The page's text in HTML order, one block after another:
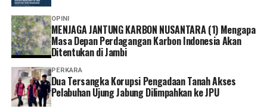
“Menurut saya, layanan non tatap muka ini sangat
memudahkan karena semua urusan administrasi bisa
diakses cukup melalui handphone. Saya berharap ke
depannya layanannya terus dikembangkan agar semakin
mudah digunakan dan kendala teknis bisa semakin
diminimalkan. Dengan begitu, peserta bisa mengurus
administrasi dengan lebih cepat tanpa harus datang dan
OPINI
MENJAGA JANTUNG KARBON NUSANTARA (1) Mengapa
Masa Depan Perdagangan Karbon Indonesia Akan
Ditentukan di Jambi
PERKARA
Dua Tersangka Korupsi Pengadaan Tanah Akses
Pelabuhan Ujung Jabung Dilimpahkan ke JPU